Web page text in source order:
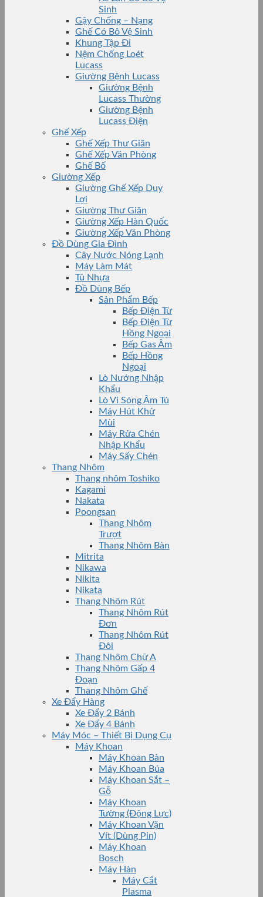
Sinh
Gậy Chống – Nạng
Ghế Có Bô Vệ Sinh
Khung Tập Đi
Nệm Chống Loét
Lucass
Giường Bệnh Lucass
Giường Bệnh
Lucass Thường
Giường Bệnh
Lucass Điện
Ghế Xếp
Ghế Xếp Thư Giãn
Ghế Xếp Văn Phòng
Ghế Bố
Giường Xếp
Giường Ghế Xếp Duy
Lợi
Giường Thư Giãn
Giường Xếp Hàn Quốc
Giường Xếp Văn Phòng
Đồ Dùng Gia Đình
Cây Nước Nóng Lạnh
Máy Làm Mát
Tủ Nhựa
Đồ Dùng Bếp
Sản Phẩm Bếp
Bếp Điện Từ
Bếp Điện Từ
Hồng Ngoại
Bếp Gas Âm
Bếp Hồng
Ngoại
Lò Nướng Nhập
Khẩu
Lò Vi Sóng Âm Tủ
Máy Hút Khử
Mùi
Máy Rửa Chén
Nhập Khẩu
Máy Sấy Chén
Thang Nhôm
Thang nhôm Toshiko
Kagami
Nakata
Poongsan
Thang Nhôm
Trượt
Thang Nhôm Bàn
Mitrita
Nikawa
Nikita
Nikata
Thang Nhôm Rút
Thang Nhôm Rút
Đơn
Thang Nhôm Rút
Đôi
Thang Nhôm Chữ A
Thang Nhôm Gấp 4
Đoạn
Thang Nhôm Ghế
Xe Đẩy Hàng
Xe Đẩy 2 Bánh
Xe Đẩy 4 Bánh
Máy Móc – Thiết Bị Dụng Cụ
Máy Khoan
Máy Khoan Bàn
Máy Khoan Búa
Máy Khoan Sắt –
Gỗ
Máy Khoan
Tường (Động Lực)
Máy Khoan Vặn
Vít (Dùng Pin)
Máy Khoan
Bosch
Máy Hàn
Máy Cắt
Plasma